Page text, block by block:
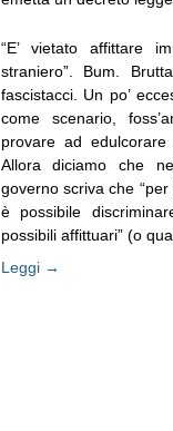
“E’ vietato affittare
straniero”. Bum.
fascistacci. Un po’
come scenario,
provare ad edulcorare
Allora diciamo che
governo scriva che
è possibile
possibili affittuari” (o
Leggi →